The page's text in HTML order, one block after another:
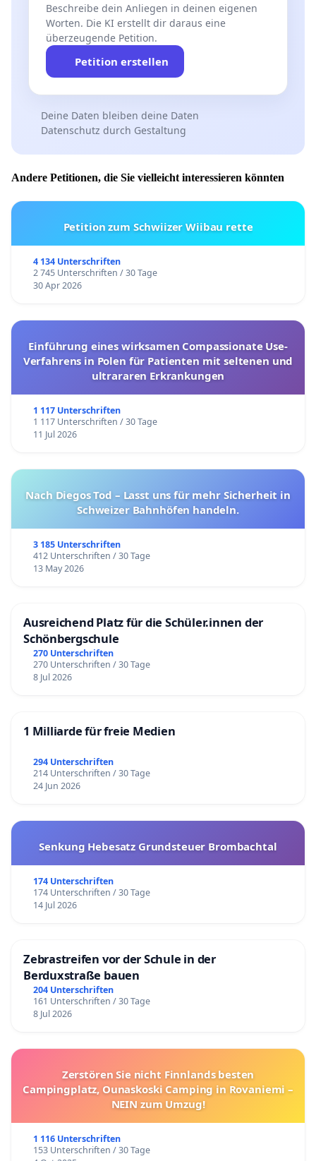
Beschreibe dein Anliegen in deinen eigenen
Worten. Die KI erstellt dir daraus eine
überzeugende Petition.
Petition erstellen
Deine Daten bleiben deine Daten
Datenschutz durch Gestaltung
Andere Petitionen, die Sie vielleicht interessieren könnten
Petition zum Schwiizer Wiibau rette
4 134 Unterschriften
2 745 Unterschriften / 30 Tage
30 Apr 2026
Einführung eines wirksamen Compassionate Use-
Verfahrens in Polen für Patienten mit seltenen und
ultrararen Erkrankungen
1 117 Unterschriften
1 117 Unterschriften / 30 Tage
11 Jul 2026
Nach Diegos Tod – Lasst uns für mehr Sicherheit in
Schweizer Bahnhöfen handeln.
3 185 Unterschriften
412 Unterschriften / 30 Tage
13 May 2026
Ausreichend Platz für die Schüler.innen der
Schönbergschule
270 Unterschriften
270 Unterschriften / 30 Tage
8 Jul 2026
1 Milliarde für freie Medien
294 Unterschriften
214 Unterschriften / 30 Tage
24 Jun 2026
Senkung Hebesatz Grundsteuer Brombachtal
174 Unterschriften
174 Unterschriften / 30 Tage
14 Jul 2026
Zebrastreifen vor der Schule in der
Berduxstraße bauen
204 Unterschriften
161 Unterschriften / 30 Tage
8 Jul 2026
Zerstören Sie nicht Finnlands besten
Campingplatz, Ounaskoski Camping in Rovaniemi –
NEIN zum Umzug!
1 116 Unterschriften
153 Unterschriften / 30 Tage